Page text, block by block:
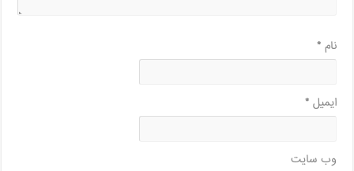
نام*
ایمیل*
وب‌ سایت